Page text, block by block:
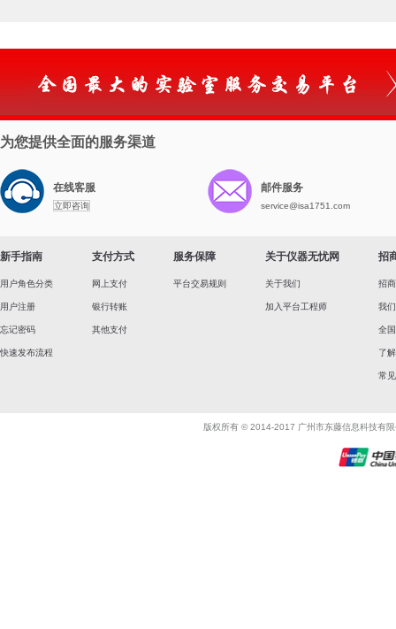
为您提供全面的服务渠道
在线客服
立即咨询
邮件服务
service@isa1751.com
新手指南
用户角色分类
用户注册
忘记密码
快速发布流程
支付方式
网上支付
银行转账
其他支付
服务保障
平台交易规则
关于仪器无忧网
关于我们
加入平台工程师
招
招
我
全
了
常
版权所有 © 2014-2017 广州市东藤信息科技有限